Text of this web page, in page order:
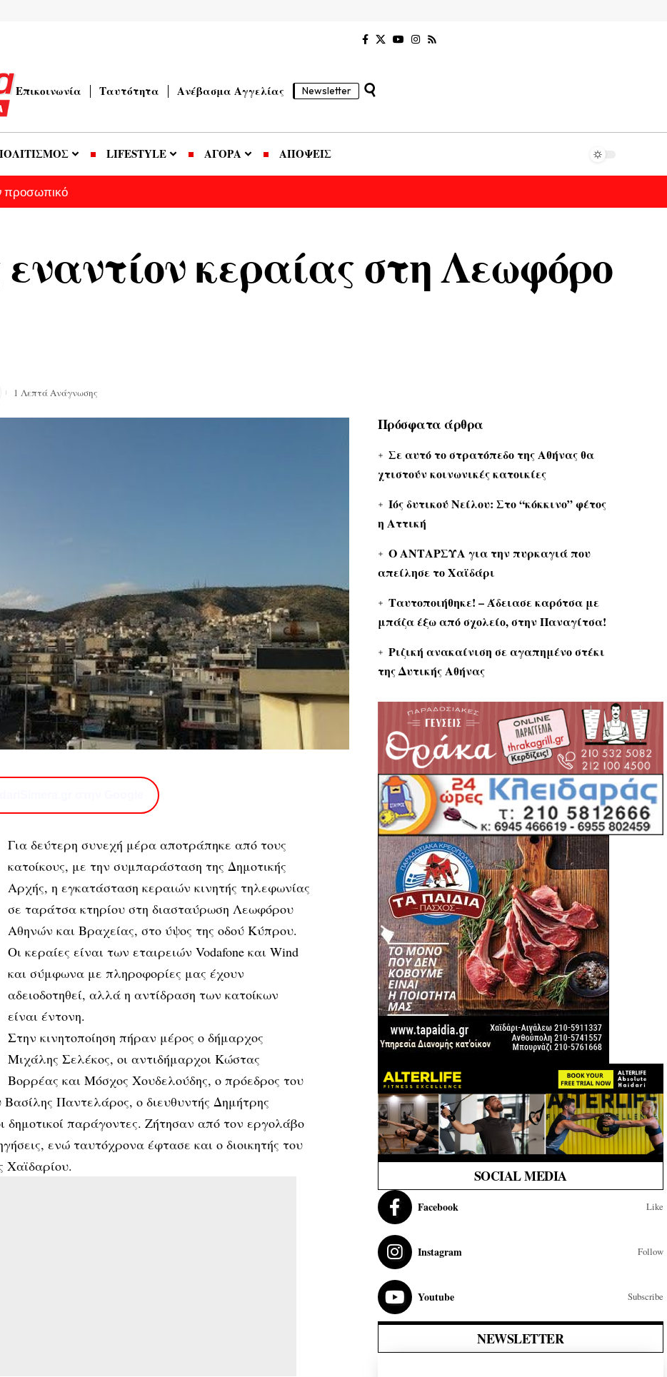
Επικοινωνία Ταυτότητα Ανέβασμα Αγγελίας Newsletter
LIFESTYLE ΑΓΟΡΑ ΑΠΟΨΕΙΣ
προσωπικό
κεραίας στη Λεωφόρο
1 Λεπτά Ανάγνωσης
Για δεύτερη συνεχή μέρα αποτράπηκε από τους
κατοίκους, με την συμπαράσταση της Δημοτικής
Αρχής, η εγκατάσταση κεραιών κινητής τηλεφωνίας
σε ταράτσα κτηρίου στη διασταύρωση Λεωφόρου
Αθηνών και Βραχείας, στο ύψος της οδού Κύπρου.
Οι κεραίες είναι των εταιρειών Vodafone και Wind
και σύμφωνα με πληροφορίες μας έχουν
αδειοδοτηθεί, αλλά η αντίδραση των κατοίκων
είναι έντονη.
Στην κινητοποίηση πήραν μέρος ο δήμαρχος
Μιχάλης Σελέκος, οι αντιδήμαρχοι Κώστας
Βορρέας και Μόσχος Χουδελούδης, ο πρόεδρος του
Παντελάρος, ο διευθυντής Δημήτρης
δημοτικοί παράγοντες. Ζήτησαν από τον εργολάβο
ενώ ταυτόχρονα έφτασε και ο διοικητής του
Χαϊδαρίου.
Πρόσφατα άρθρα
Σε αυτό το στρατόπεδο της Αθήνας θα
χτιστούν κοινωνικές κατοικίες
Ιός δυτικού Νείλου: Στο “κόκκινο” φέτος
η Αττική
Ο ΑΝΤΑΡΣΥΑ για την πυρκαγιά που
απείλησε το Χαϊδάρι
Ταυτοποιήθηκε! – Άδειασε καρότσα με
μπάζα έξω από σχολείο, στην Παναγίτσα!
Ριζική ανακαίνιση σε αγαπημένο στέκι
της Δυτικής Αθήνας
SOCIAL MEDIA
Facebook Like
Instagram Follow
Youtube Subscribe
NEWSLETTER